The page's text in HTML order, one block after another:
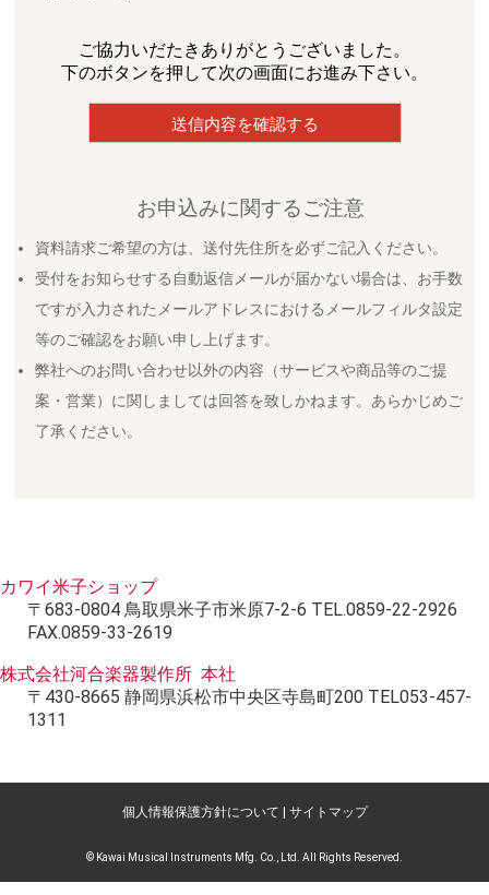
ご協力いだたきありがとうございました。
下のボタンを押して次の画面にお進み下さい。
お申込みに関するご注意
資料請求ご希望の方は、送付先住所を必ずご記入ください。
受付をお知らせする自動返信メールが届かない場合は、お手数
ですが入力されたメールアドレスにおけるメールフィルタ設定
等のご確認をお願い申し上げます。
弊社へのお問い合わせ以外の内容（サービスや商品等のご提
案・営業）に関しましては回答を致しかねます。あらかじめご
了承ください。
カワイ米子ショップ
〒683-0804 鳥取県米子市米原7-2-6 TEL.0859-22-2926
FAX.0859-33-2619
株式会社河合楽器製作所 本社
〒430-8665 静岡県浜松市中央区寺島町200 TEL053-457-
1311
個人情報保護方針について サイトマップ
© Kawai Musical Instruments Mfg. Co., Ltd. All Rights Reserved.